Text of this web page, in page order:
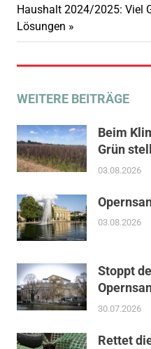
Nächster
Beitrag:
Haushalt 2024/2025: Viel
Lösungen
WEITERE BEITRÄGE
Beim
Grün
03.08.2026
03.08.2026
Stoppt
30.07.2026
Rettet